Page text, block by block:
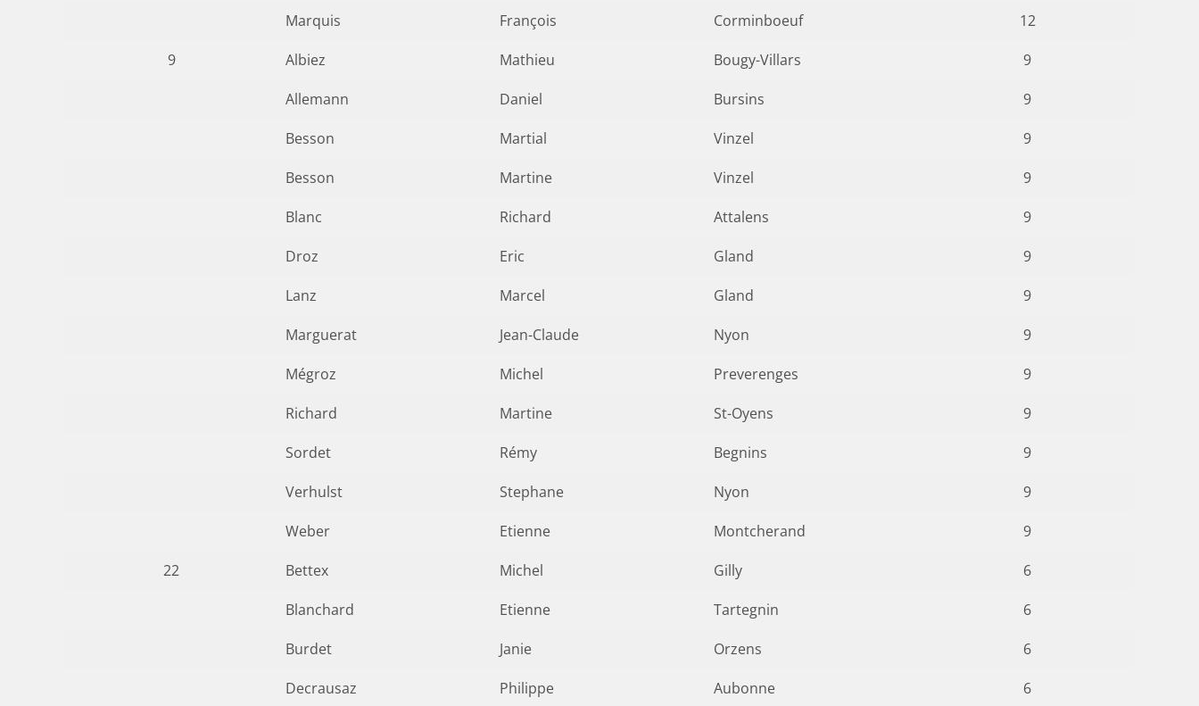
Marquis
François Corminboeuf
12
9
Albiez Mathieu Bougy-Villars
9
Allemann
Daniel Bursins
9
Besson
Martial Vinzel
9
Besson
Martine Vinzel
9
Blanc
Richard Attalens
9
Droz
Eric Gland
9
Lanz
Marcel Gland
9
Marguerat
Jean-Claude Nyon
9
Mégroz
Michel Preverenges
9
Richard
Martine St-Oyens
9
Sordet
Rémy Begnins
9
Verhulst
Stephane Nyon
9
Weber
Etienne Montcherand
9
22
Bettex Michel Gilly
6
Blanchard
Etienne Tartegnin
6
Burdet
Janie Orzens
6
Decrausaz
Philippe Aubonne
6